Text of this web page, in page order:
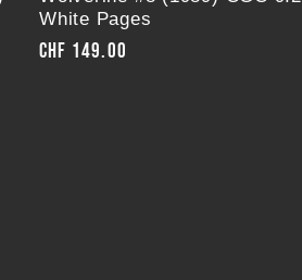
White Pages
Normaler
CHF 149.00